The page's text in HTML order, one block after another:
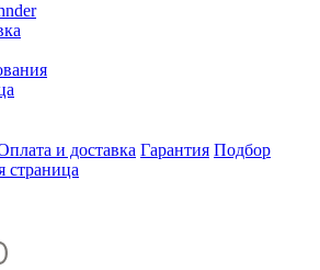
и доставка Гарантия Подбор
страница